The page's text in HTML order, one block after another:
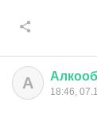
А 18:46,